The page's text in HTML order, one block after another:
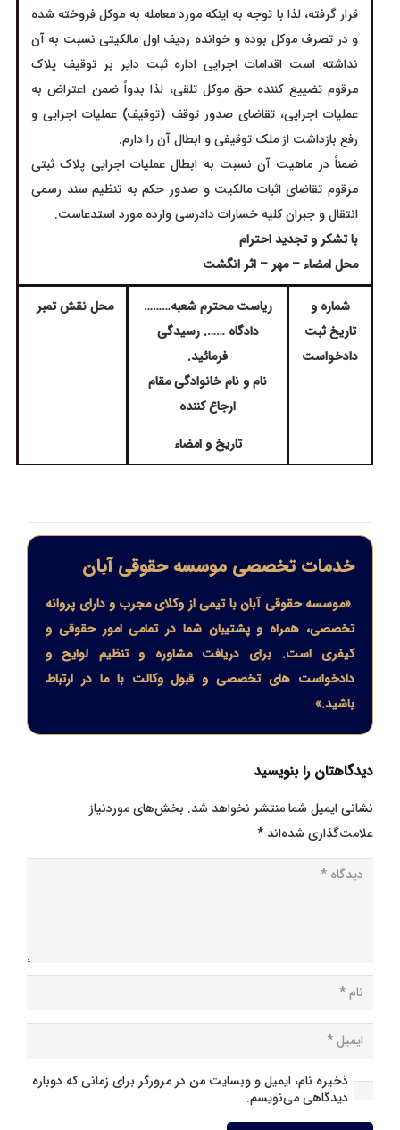
قرار گرفته، لذا با توجه به اینکه مورد معامله به موکل فروخته شده
و در تصرف موکل بوده و خوانده ردیف اول مالکیتی نسبت به آن
نداشته است اقدامات اجرایی اداره ثبت دایر بر توقیف پلاک
مرقوم تضییع کننده حق موکل تلقى، لذا بدواً ضمن اعتراض به
عملیات اجرایی، تقاضای صدور توقف (توقيف) عملیات اجرایی و
رفع بازداشت از ملک توقیفی و ابطال آن را دارم.
ضمناً در ماهیت آن نسبت به ابطال عملیات اجرایی پلاک ثبتی
مرقوم تقاضای اثبات مالکیت و صدور حکم به تنظیم سند رسمی
انتقال و جبران کلیه خسارات دادرسی وارده مورد استدعاست.
با تشکر و تجدید احترام
محل امضاء – مهر – اثر انگشت
شماره و
تاریخ ثبت
دادخواست
ریاست محترم شعبه………
دادگاه ……. رسیدگی
فرمائید.
نام و نام خانوادگی مقام
ارجاع کننده
تاریخ و امضاء
محل نقش تمبر
خدمات تخصصی موسسه حقوقی آبان
«موسسه حقوقی آبان با تیمی از وکلای مجرب و دارای پروانه
تخصصی، همراه و پشتیبان شما در تمامی امور حقوقی و
کیفری است. برای دریافت مشاوره و تنظیم لوایح و
دادخواست های تخصصی و قبول وکالت با ما در ارتباط
باشید.»
دیدگاهتان را بنویسید
نشانی ایمیل شما منتشر نخواهد شد. بخش‌های موردنیاز
علامت‌گذاری شده‌اند*
ذخیره نام، ایمیل و وبسایت من در مرورگر برای زمانی که دوباره
دیدگاهی می‌نویسم.